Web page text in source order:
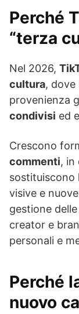
Perché
“terza
Nel 2026,
cultura, dove
provenienza
condivisi ed
Crescono
commenti, in
sostituiscono
visive e
gestione delle
creator e
personali e
Perché
nuovo